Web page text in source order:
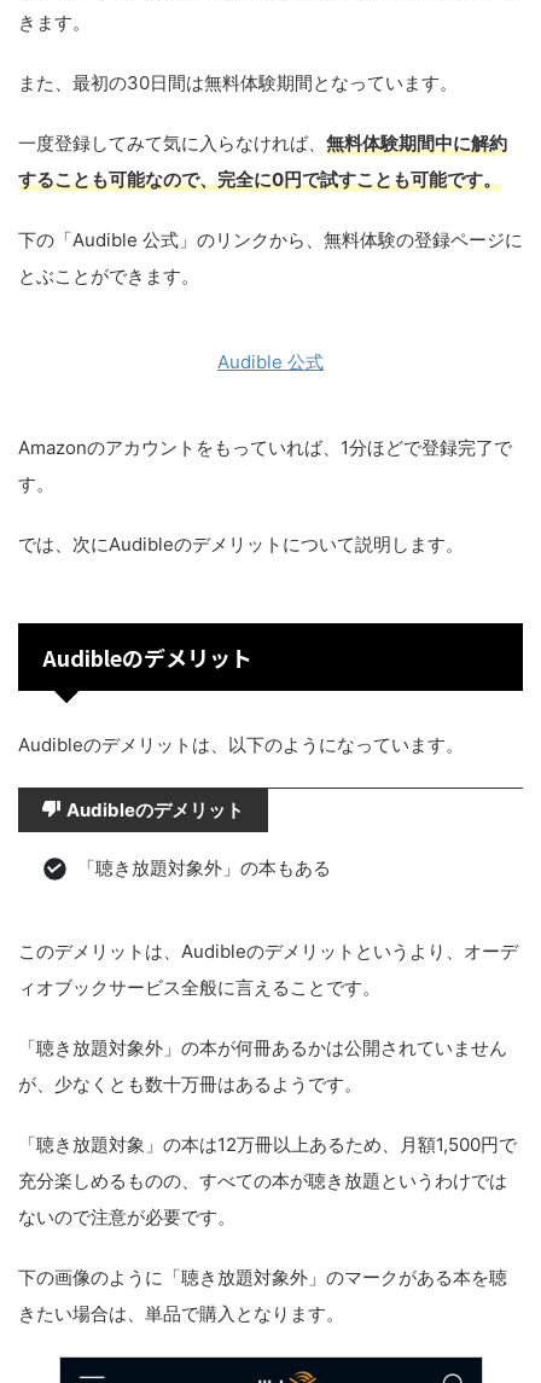
きます。
また、最初の30日間は無料体験期間となっています。
一度登録してみて気に入らなければ、 無料体験期間中に解約
することも可能なので、完全に0円で試すことも可能です。
下の「Audible 公式」のリンクから、無料体験の登録ページに
とぶことができます。
Audible 公式
Amazonのアカウントをもっていれば、1分ほどで登録完了で
す。
では、次にAudibleのデメリットについて説明します。
Audibleのデメリット
Audibleのデメリットは、以下のようになっています。
Audibleのデメリット
「聴き放題対象外」の本もある
このデメリットは、Audibleのデメリットというより、オーデ
ィオブックサービス全般に言えることです。
「聴き放題対象外」の本が何冊あるかは公開されていません
が、少なくとも数十万冊はあるようです。
「聴き放題対象」の本は12万冊以上あるため、月額1,500円で
充分楽しめるものの、すべての本が聴き放題というわけでは
ないので注意が必要です。
下の画像のように「聴き放題対象外」のマークがある本を聴
きたい場合は、単品で購入となります。